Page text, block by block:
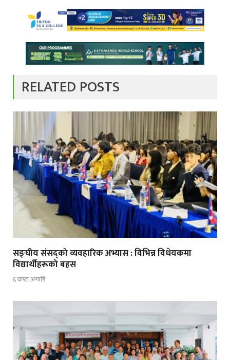
RELATED POSTS
सङ्घीय संसद्को व्यवहारिक अभ्यास : विभिन्न विधेयकमा
विद्यार्थीहरूको बहस
६ घण्टा अगाडि